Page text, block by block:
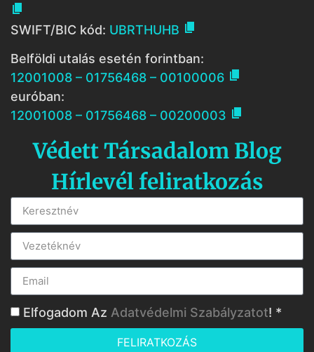

SWIFT/BIC kód: UBRTHUHB 
Belföldi utalás esetén forintban:
12001008 – 01756468 – 00100006 
euróban:
12001008 – 01756468 – 00200003 
Védett Társadalom Blog
Hírlevél feliratkozás
Elfogadom Az Adatvédelmi Szabályzatot! *
FELIRATKOZÁS